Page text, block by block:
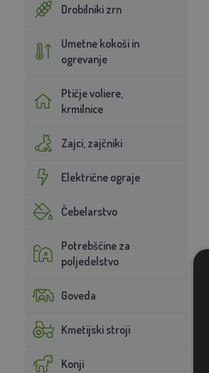
Drobilniki zrn
Umetne kokoši in
ogrevanje
Ptičje voliere,
krmilnice
Zajci, zajčniki
Električne ograje
Čebelarstvo
Potrebščine za
poljedelstvo
Goveda
Kmetijski stroji
Konji